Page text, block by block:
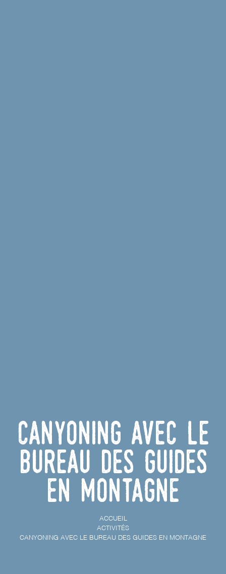
Canyoning avec le
bureau des guides
En Montagne
ACCUEIL
ACTIVITÉS
CANYONING AVEC LE BUREAU DES GUIDES EN MONTAGNE